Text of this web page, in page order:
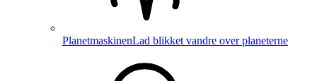
PlanetmaskinenLad blikket vandre over planeterne